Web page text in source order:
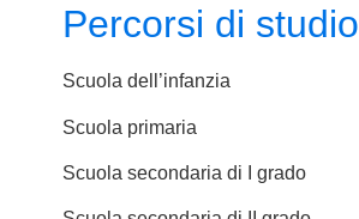
Percorsi di studio
Scuola dell’infanzia
Scuola primaria
Scuola secondaria di I grado